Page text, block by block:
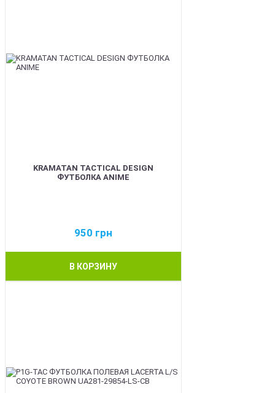
KRAMATAN TACTICAL DESIGN
ФУТБОЛКА ANIME
950 грн
В КОРЗИНУ